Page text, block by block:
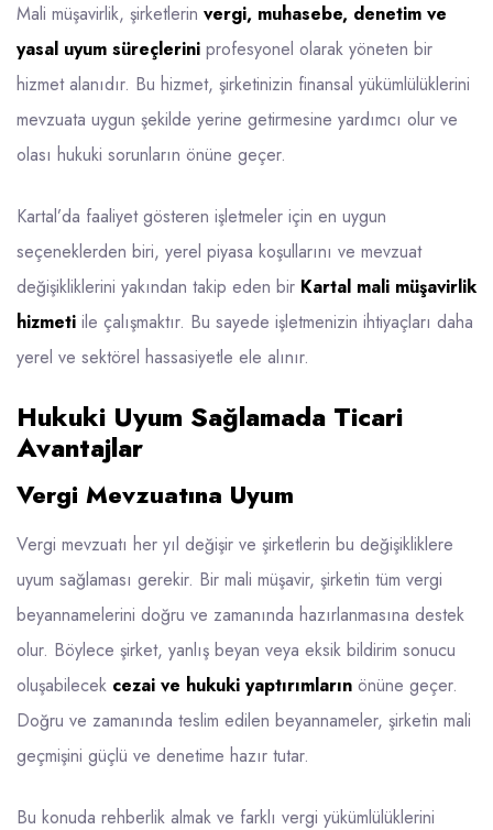
Mali müşavirlik, şirketlerin vergi, muhasebe, denetim ve
yasal uyum süreçlerini profesyonel olarak yöneten bir
hizmet alanıdır. Bu hizmet, şirketinizin finansal yükümlülüklerini
mevzuata uygun şekilde yerine getirmesine yardımcı olur ve
olası hukuki sorunların önüne geçer.
Kartal’da faaliyet gösteren işletmeler için en uygun
seçeneklerden biri, yerel piyasa koşullarını ve mevzuat
değişikliklerini yakından takip eden bir Kartal mali müşavirlik
hizmeti ile çalışmaktır. Bu sayede işletmenizin ihtiyaçları daha
yerel ve sektörel hassasiyetle ele alınır.
Hukuki Uyum Sağlamada Ticari
Avantajlar
Vergi Mevzuatına Uyum
Vergi mevzuatı her yıl değişir ve şirketlerin bu değişikliklere
uyum sağlaması gerekir. Bir mali müşavir, şirketin tüm vergi
beyannamelerini doğru ve zamanında hazırlanmasına destek
olur. Böylece şirket, yanlış beyan veya eksik bildirim sonucu
oluşabilecek cezai ve hukuki yaptırımların önüne geçer.
Doğru ve zamanında teslim edilen beyannameler, şirketin mali
geçmişini güçlü ve denetime hazır tutar.
Bu konuda rehberlik almak ve farklı vergi yükümlülüklerini